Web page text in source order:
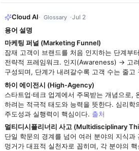
Cloud AI· Glossary ·Jul 2
용어 설명
마케팅 퍼널 (Marketing Funnel)
잠재 고객이 브랜드를 처음 인지하는 단계부
전략적 프레임워크. 인지(Awareness) →
구성되며, 단계가 내려갈수록 고객 수는 줄고
하이 에이전시 (High-Agency)
스타트업·테크 업계에서 주목받는 개념으로,
하려는 적극적 태도와 능력을 뜻한다. 심리학
주도성과 실행력이 핵심이다. 출처
멀티디시플리너리 사고 (Multidisciplinary
단일 학문의 경계를 넘어 여러 분야의 지식
멍거가 대표적 실천자로 꼽히며, 각 분야의